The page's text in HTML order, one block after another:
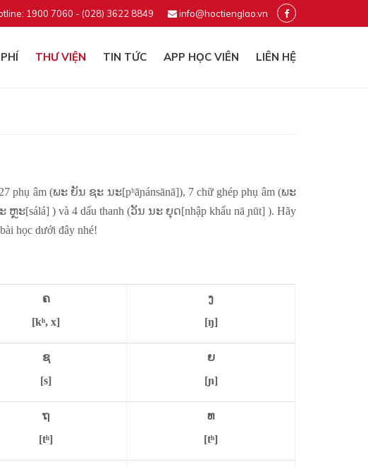
1900 7060 - (028) 3622 8849 info@hoctienglao.vn
THƯ VIỆN TIN TỨC APP HỌC VIÊN LIÊN HỆ
phụ âm (ພະ ຍັນ ຊະ ນະ[pʰāɲánsānā]), 7 chữ ghép phụ âm (ພະ
ະ[sálá] ) và 4 dấu thanh (ວັນ ນະ ຍຸດ[nhập khẩu nā ɲūt] ). Hãy
học dưới đây nhé!
ຄ
[kʰ, x]
ງ
[ŋ]
ຊ
[s]
ຍ
[ɲ]
ຖ
[tʰ]
ທ
[tʰ]